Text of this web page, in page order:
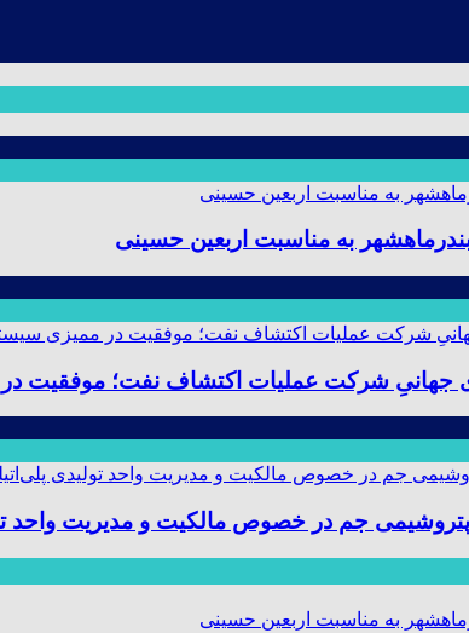
به مناسبت اربعین حسینی
جم در خصوص مالکیت و مدیریت واحد